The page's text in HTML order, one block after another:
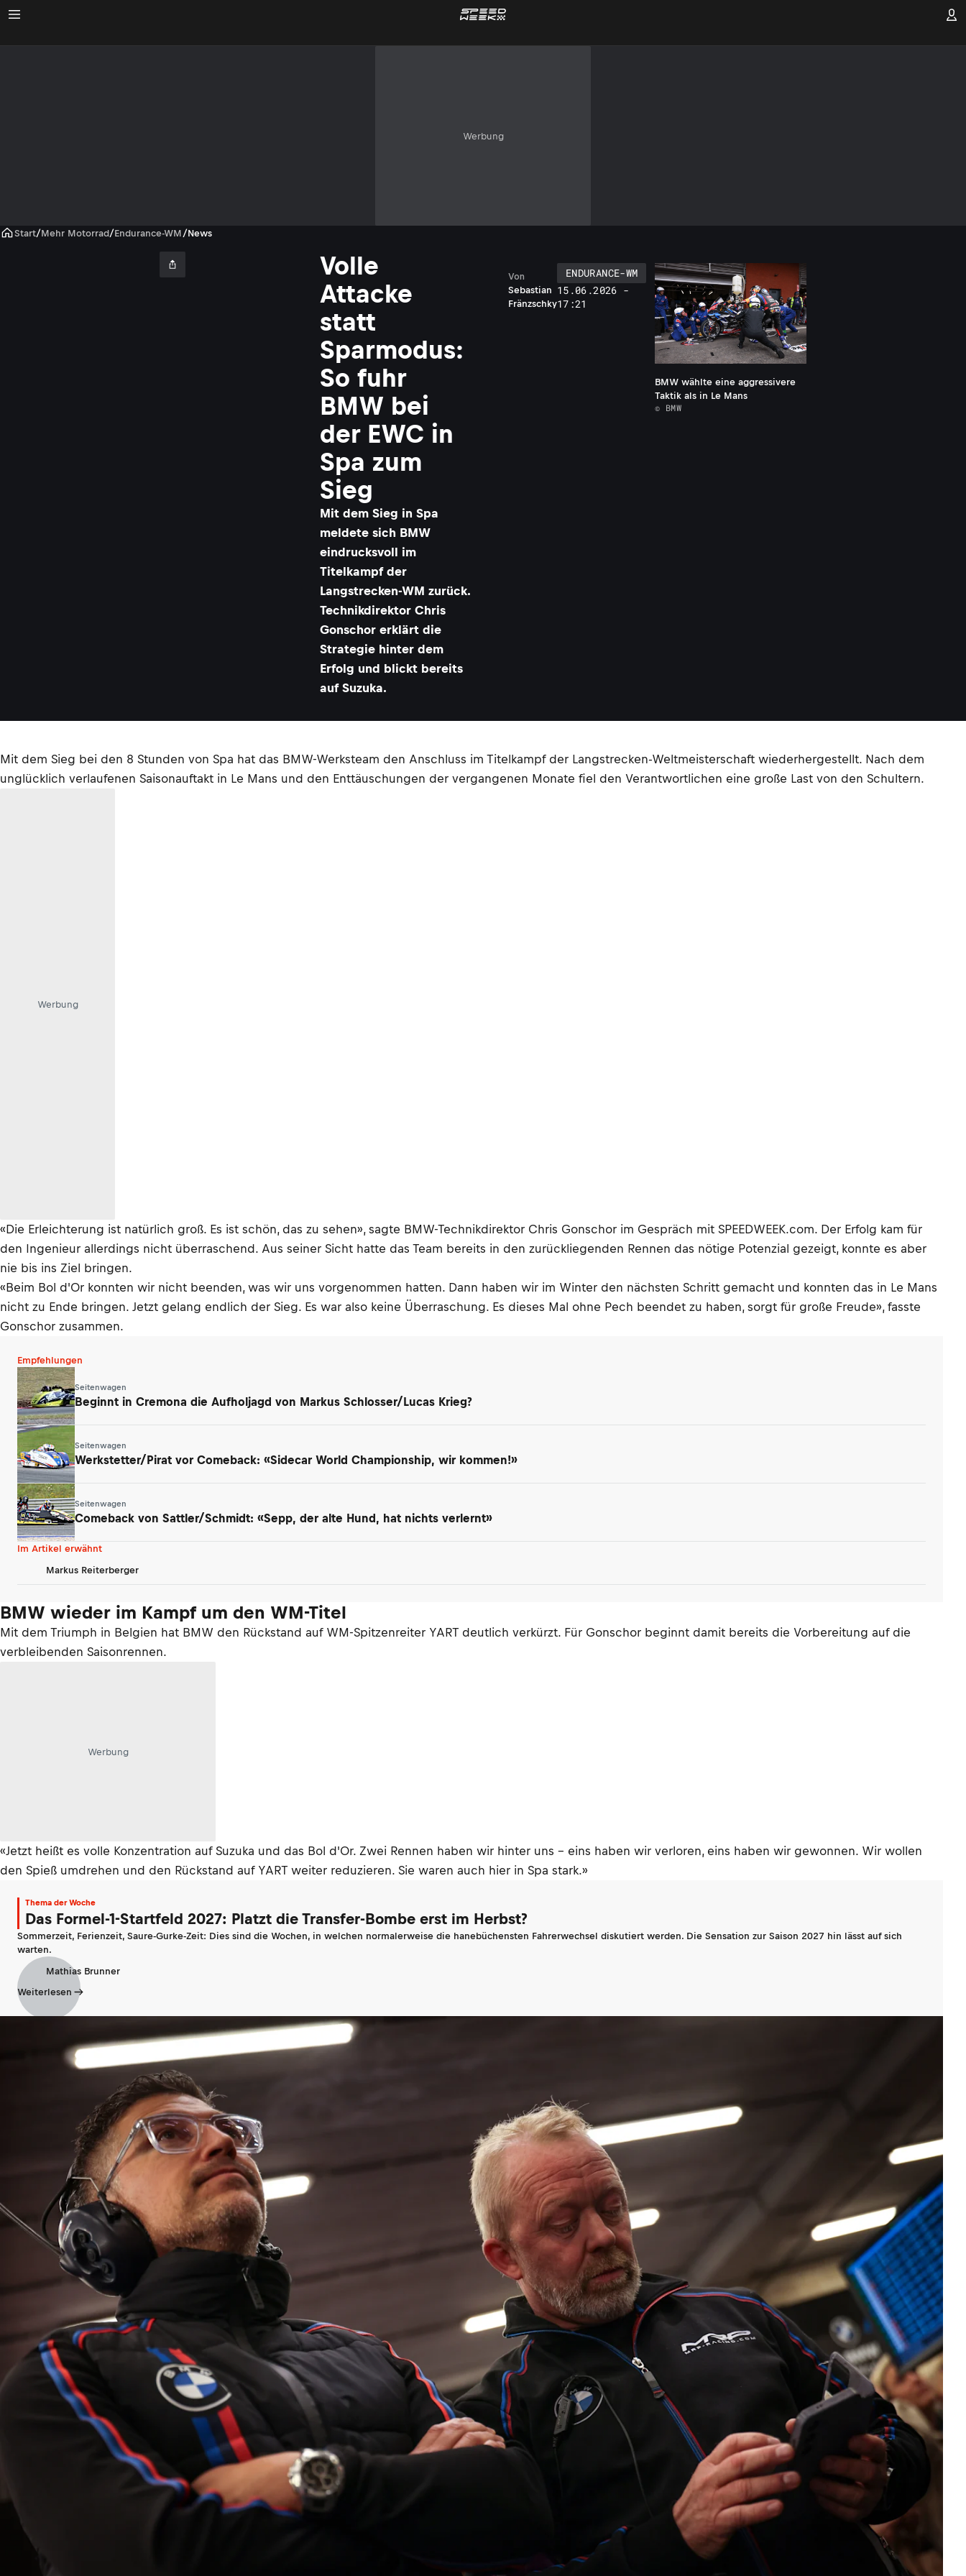
Werbung
Start/Mehr Motorrad/Endurance-WM /News
Volle
Attacke
statt
Sparmodus:
So fuhr
BMW bei
der EWC in
Spa zum
Sieg
Mit dem Sieg in Spa
meldete sich BMW
eindrucksvoll im
Titelkampf der
Langstrecken-WM zurück.
Technikdirektor Chris
Gonschor erklärt die
Strategie hinter dem
Erfolg und blickt bereits
auf Suzuka.
Sebastian
Fränzschky
Von
ENDURANCE-WM
15.06.2026 -
17:21
BMW wählte eine aggressivere
Taktik als in Le Mans
© BMW
Mit dem Sieg bei den 8 Stunden von Spa hat das BMW-Werksteam den Anschluss im Titelkampf der Langstrecken-Weltmeisterschaft wiederhergestellt. Nach dem
unglücklich verlaufenen Saisonauftakt in Le Mans und den Enttäuschungen der vergangenen Monate fiel den Verantwortlichen eine große Last von den Schultern.
Werbung
«Die Erleichterung ist natürlich groß. Es ist schön, das zu sehen», sagte BMW-Technikdirektor Chris Gonschor im Gespräch mit SPEEDWEEK.com. Der Erfolg kam für
den Ingenieur allerdings nicht überraschend. Aus seiner Sicht hatte das Team bereits in den zurückliegenden Rennen das nötige Potenzial gezeigt, konnte es aber
nie bis ins Ziel bringen.
«Beim Bol d'Or konnten wir nicht beenden, was wir uns vorgenommen hatten. Dann haben wir im Winter den nächsten Schritt gemacht und konnten das in Le Mans
nicht zu Ende bringen. Jetzt gelang endlich der Sieg. Es war also keine Überraschung. Es dieses Mal ohne Pech beendet zu haben, sorgt für große Freude», fasste
Gonschor zusammen.
Empfehlungen
Seitenwagen
Beginnt in Cremona die Aufholjagd von Markus Schlosser/Lucas Krieg?
Seitenwagen
Werkstetter/Pirat vor Comeback: «Sidecar World Championship, wir kommen!»
Seitenwagen
Comeback von Sattler/Schmidt: «Sepp, der alte Hund, hat nichts verlernt»
Im Artikel erwähnt
Markus Reiterberger
BMW wieder im Kampf um den WM-Titel
Mit dem Triumph in Belgien hat BMW den Rückstand auf WM-Spitzenreiter YART deutlich verkürzt. Für Gonschor beginnt damit bereits die Vorbereitung auf die
verbleibenden Saisonrennen.
Werbung
«Jetzt heißt es volle Konzentration auf Suzuka und das Bol d'Or. Zwei Rennen haben wir hinter uns – eins haben wir verloren, eins haben wir gewonnen. Wir wollen
den Spieß umdrehen und den Rückstand auf YART weiter reduzieren. Sie waren auch hier in Spa stark.»
Thema der Woche
Das Formel-1-Startfeld 2027: Platzt die Transfer-Bombe erst im Herbst?
Sommerzeit, Ferienzeit, Saure-Gurke-Zeit: Dies sind die Wochen, in welchen normalerweise die hanebüchensten Fahrerwechsel diskutiert werden. Die Sensation zur Saison 2027 hin lässt auf sich
warten.
Mathias Brunner
Weiterlesen